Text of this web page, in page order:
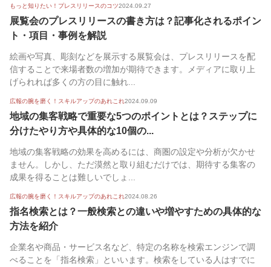
もっと知りたい！プレスリリースのコツ2024.09.27
展覧会のプレスリリースの書き方は？記事化されるポイン
ト・項目・事例を解説
絵画や写真、彫刻などを展示する展覧会は、プレスリリースを配
信することで来場者数の増加が期待できます。メディアに取り上
げられれば多くの方の目に触れ...
広報の腕を磨く！スキルアップのあれこれ2024.09.09
地域の集客戦略で重要な5つのポイントとは？ステップに
分けたやり方や具体的な10個の...
地域の集客戦略の効果を高めるには、商圏の設定や分析が欠かせ
ません。しかし、ただ漠然と取り組むだけでは、期待する集客の
成果を得ることは難しいでしょ...
広報の腕を磨く！スキルアップのあれこれ2024.08.26
指名検索とは？一般検索との違いや増やすための具体的な
方法を紹介
企業名や商品・サービス名など、特定の名称を検索エンジンで調
べることを「指名検索」といいます。検索をしている人はすでに